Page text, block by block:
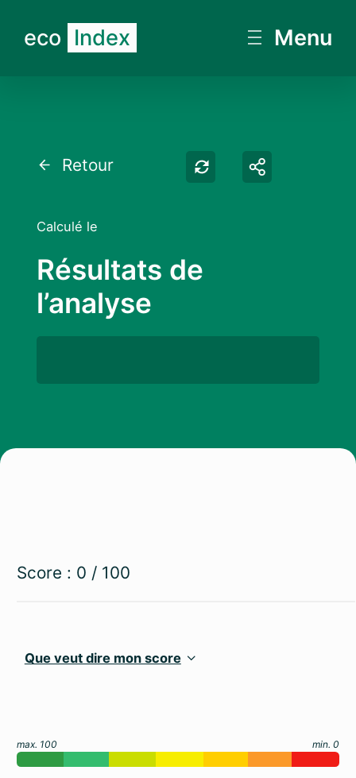
eco Index Menu
Retour Retester
Calculé le
Résultats de
l’analyse
Score : 0 / 100
Que veut dire mon score
max. 100 min. 0